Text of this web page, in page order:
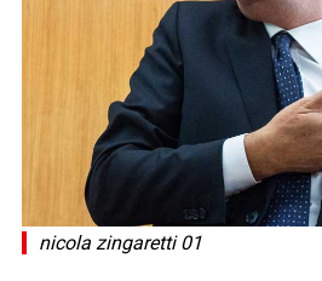
nicola zingaretti 01